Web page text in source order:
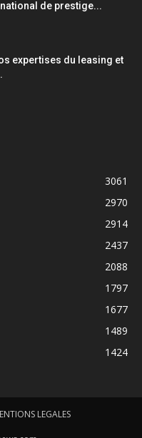
de prestige...
expertises du leasing et
3061
2970
2914
2437
2088
1797
1677
1489
1424
LEGALES